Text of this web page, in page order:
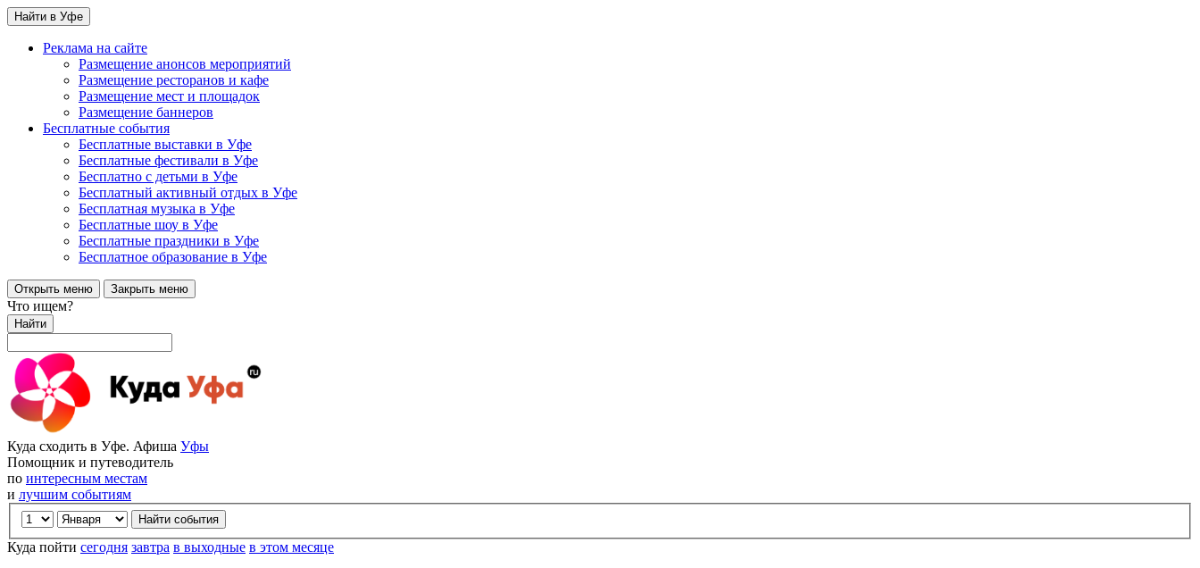
Найти в Уфе
Реклама на сайте
Размещение анонсов мероприятий
Размещение ресторанов и кафе
Размещение мест и площадок
Размещение баннеров
Бесплатные события
Бесплатные выставки в Уфе
Бесплатные фестивали в Уфе
Бесплатно с детьми в Уфе
Бесплатный активный отдых в Уфе
Бесплатная музыка в Уфе
Бесплатные шоу в Уфе
Бесплатные праздники в Уфе
Бесплатное образование в Уфе
Открыть меню Закрыть меню
Что ищем?
Найти
Куда сходить в Уфе. Афиша Уфы
Помощник и путеводитель
по интересным местам
и лучшим событиям
Куда пойти сегодня завтра в выходные в этом месяце